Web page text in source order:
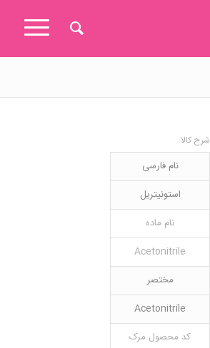
شرح کالا
نام فارسی
استونیتریل
نام ماده
Acetonitrile
مختصر
Acetonitrile
کد محصول مرک